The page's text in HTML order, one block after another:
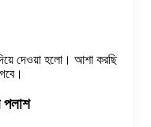
দেওয়া হলো। আশা করছি
পলাশ